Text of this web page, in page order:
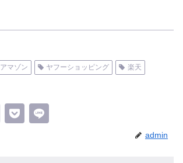
アマゾン ヤフーショッピング 楽天
admin